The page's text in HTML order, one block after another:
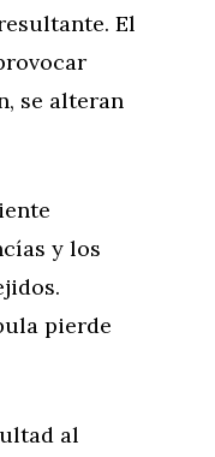
El
se alteran
y los
pierde
al